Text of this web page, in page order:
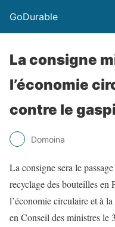
GoDurable
La consigne
l’économie
contre le
Domoina
La consigne sera le
recyclage des bouteilles
l’économie circulaire et à
en Conseil des ministres le